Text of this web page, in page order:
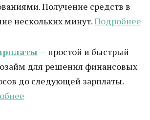
Получение средств в
нескольких минут.Подробнее
— простой и быстрый
для решения финансовых
до следующей зарплаты.